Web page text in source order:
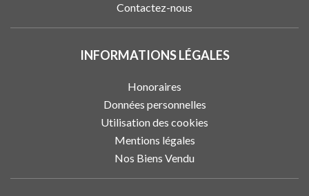
Contactez-nous
INFORMATIONS LÉGALES
Honoraires
Données personnelles
Utilisation des cookies
Mentions légales
Nos Biens Vendu